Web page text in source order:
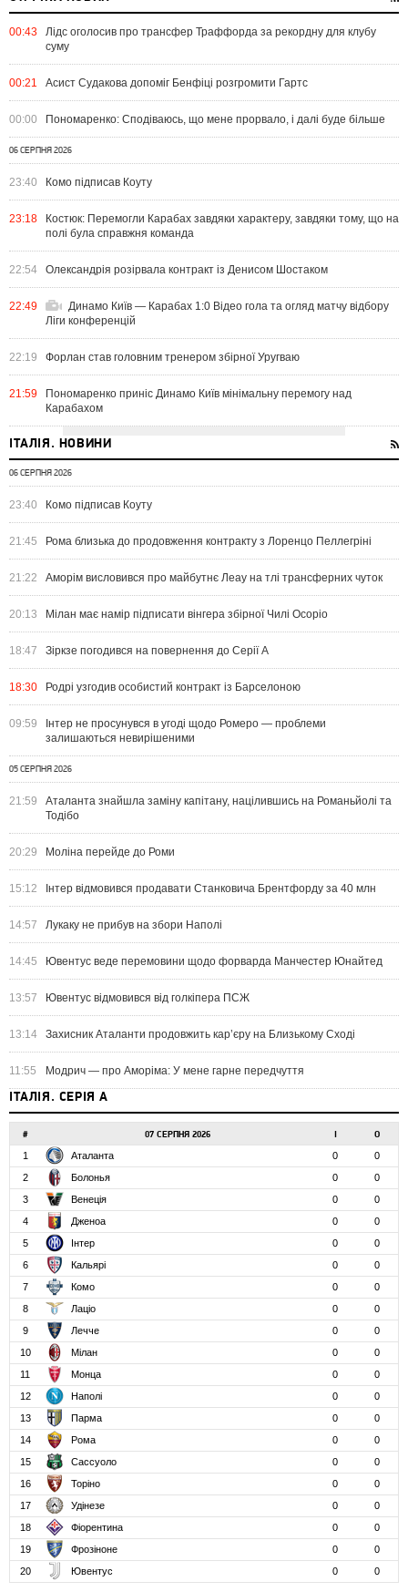
00:43
Лідс оголосив про трансфер Траффорда за рекордну для клубу
суму
00:21 Асист Судакова допоміг Бенфіці розгромити Гартс
00:00 Пономаренко: Сподіваюсь, що мене прорвало, і далі буде більше
06 СЕРПНЯ 2026
23:40 Комо підписав Коуту
23:18
Костюк: Перемогли Карабах завдяки характеру, завдяки тому, що на
полі була справжня команда
22:54 Олександрія розірвала контракт із Денисом Шостаком
22:49
Динамо Київ — Карабах 1:0 Відео гола та огляд матчу відбору
Ліги конференцій
22:19 Форлан став головним тренером збірної Уругваю
21:59
Пономаренко приніс Динамо Київ мінімальну перемогу над
Карабахом
ІТАЛІЯ. НОВИНИ
06 СЕРПНЯ 2026
23:40 Комо підписав Коуту
21:45 Рома близька до продовження контракту з Лоренцо Пеллегріні
21:22 Аморім висловився про майбутнє Леау на тлі трансферних чуток
20:13 Мілан має намір підписати вінгера збірної Чилі Осоріо
18:47 Зіркзе погодився на повернення до Серії А
18:30 Родрі узгодив особистий контракт із Барселоною
09:59
Інтер не просунувся в угоді щодо Ромеро — проблеми
залишаються невирішеними
05 СЕРПНЯ 2026
21:59
Аталанта знайшла заміну капітану, націлившись на Романьйолі та
Тодібо
20:29 Моліна перейде до Роми
15:12 Інтер відмовився продавати Станковича Брентфорду за 40 млн
14:57 Лукаку не прибув на збори Наполі
14:45 Ювентус веде перемовини щодо форварда Манчестер Юнайтед
13:57 Ювентус відмовився від голкіпера ПСЖ
13:14 Захисник Аталанти продовжить кар’єру на Близькому Сході
11:55 Модрич — про Аморіма: У мене гарне передчуття
ІТАЛІЯ. СЕРІЯ А
# 07 СЕРПНЯ 2026 І О
1 Аталанта 0
0
2
Болонья 0
0
3
Венеція 0
0
4
Дженоа 0
0
5
Інтер 0
0
6
Кальярі 0
0
7
Комо 0
0
8
Лаціо 0
0
9
Лечче 0
0
10
Мілан 0
0
11
Монца 0
0
12
Наполі 0
0
13
Парма 0
0
14
Рома 0
0
15
Сассуоло 0
0
16
Торіно 0
0
17
Удінезе 0
0
18
Фіорентина 0
0
19
Фрозіноне 0
0
20
Ювентус 0 0